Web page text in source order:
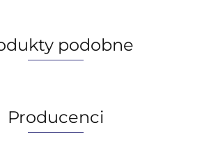
podobne
Producenci